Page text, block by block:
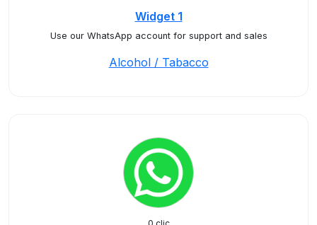
Widget 1
Use our WhatsApp account for support and sales
Alcohol / Tabacco